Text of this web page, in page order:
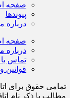
صفحه
پیوندها
درباره
صفحه
درباره
تماس با
قوانین
تمامی حقوق برای
مطالب با ذكر نام